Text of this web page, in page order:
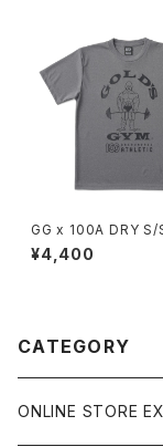
GG x 100A DRY
¥4,400
CATEGORY
ONLINE STORE